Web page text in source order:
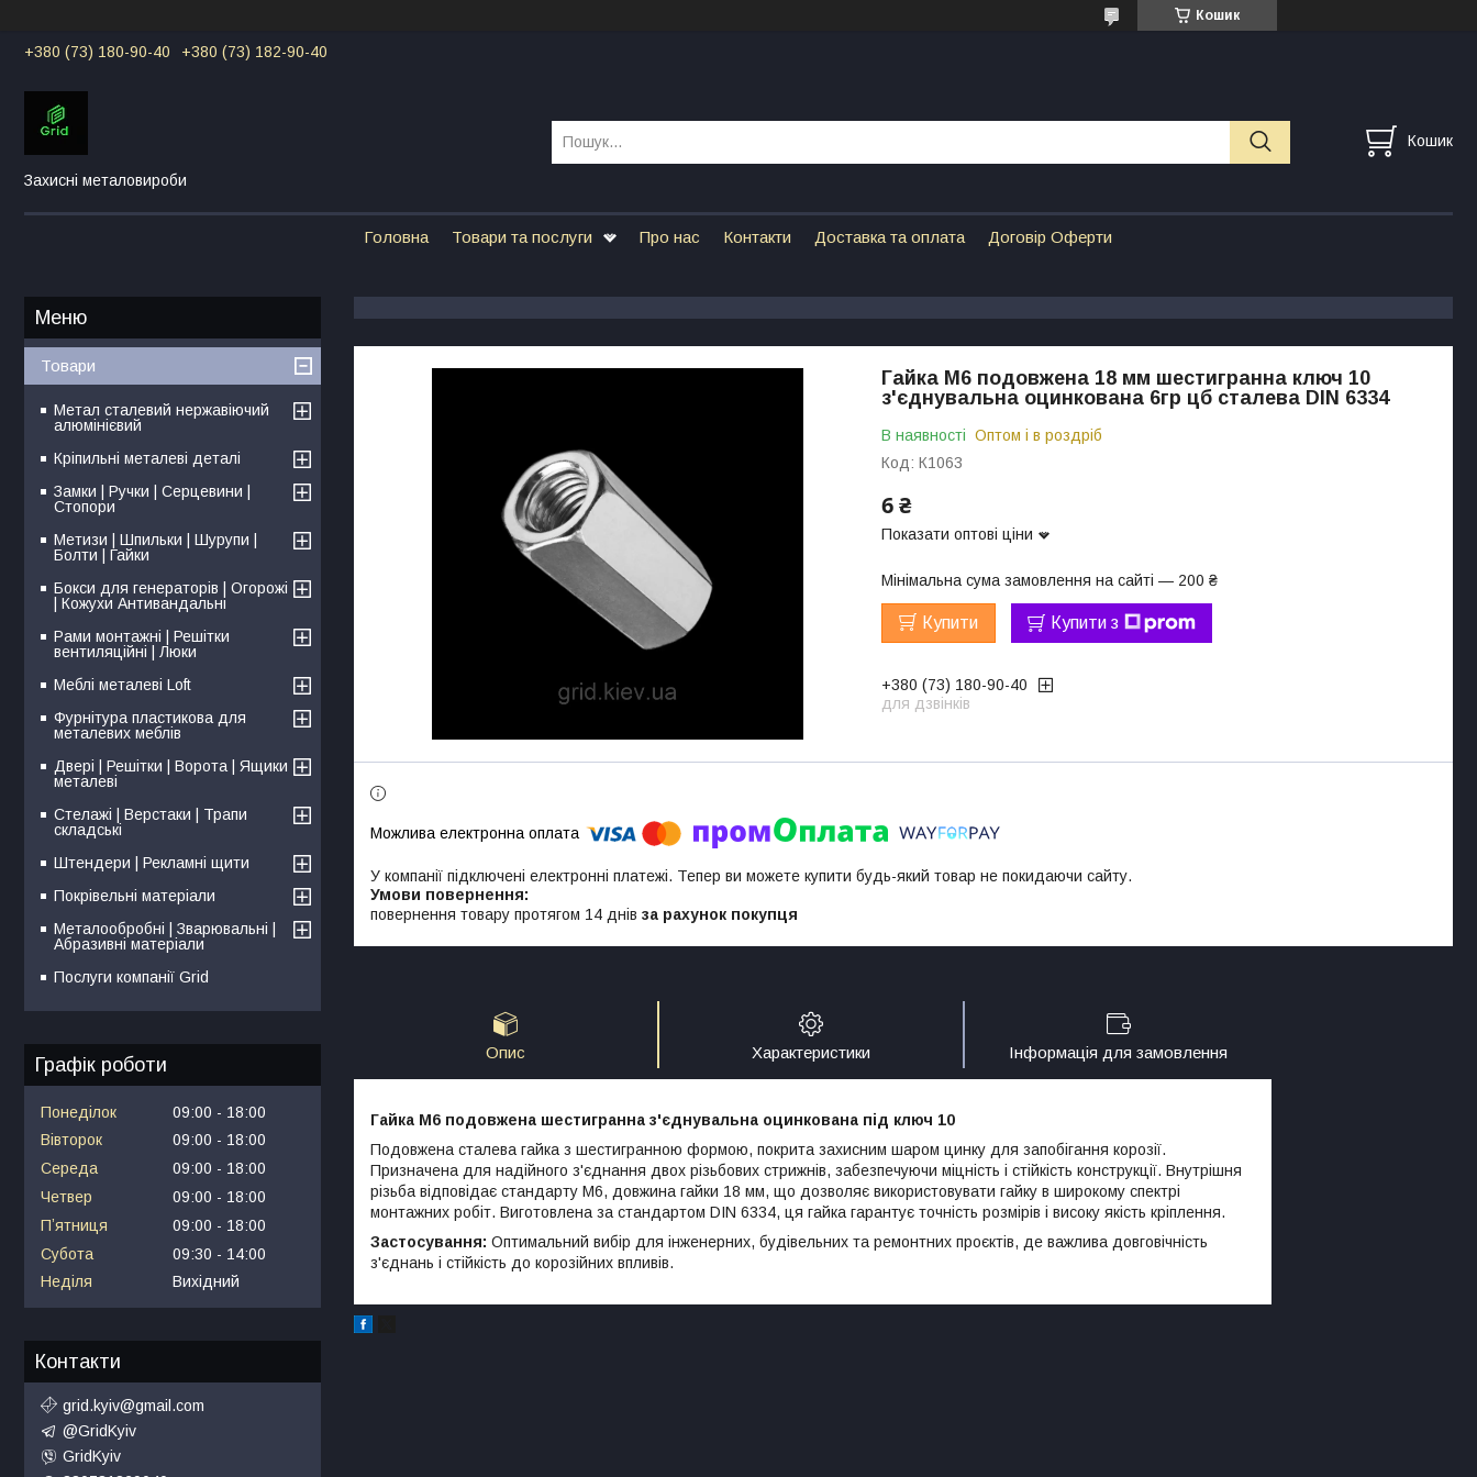
Кошик
+380 (73) 180-90-40 +380 (73) 182-90-40
Захисні металовироби
Кошик
Головна Товари та послуги Про нас Контакти Доставка та оплата Договір Оферти
Гайка М6 подовжена 18 мм шестигранна ключ 10
з'єднувальна оцинкована 6гр цб сталева DIN 6334
В наявності Оптом і в роздріб
Код: К1063
6 ₴
Показати оптові ціни
Мінімальна сума замовлення на сайті — 200 ₴
Купити Купити з
+380 (73) 180-90-40
для дзвінків
У компанії підключені електронні платежі. Тепер ви можете купити будь-який товар не покидаючи сайту.
повернення товару протягом 14 днів за рахунок покупця
Опис Характеристики Інформація для замовлення
Гайка М6 подовжена шестигранна з'єднувальна оцинкована під ключ 10
Подовжена сталева гайка з шестигранною формою, покрита захисним шаром цинку для запобігання корозії.
Призначена для надійного з'єднання двох різьбових стрижнів, забезпечуючи міцність і стійкість конструкції. Внутрішня
різьба відповідає стандарту М6, довжина гайки 18 мм, що дозволяє використовувати гайку в широкому спектрі
монтажних робіт. Виготовлена за стандартом DIN 6334, ця гайка гарантує точність розмірів і високу якість кріплення.
Застосування: Оптимальний вибір для інженерних, будівельних та ремонтних проєктів, де важлива довговічність
з'єднань і стійкість до корозійних впливів.
Товари
Метал сталевий нержавіючий
алюмінієвий
Кріпильні металеві деталі
Замки | Ручки | Серцевини |
Стопори
Метизи | Шпильки | Шурупи |
Болти | Гайки
Бокси для генераторів | Огорожі
| Кожухи Антивандальні
Рами монтажні | Решітки
вентиляційні | Люки
Меблі металеві Loft
Фурнітура пластикова для
металевих меблів
Двері | Решітки | Ворота | Ящики
металеві
Стелажі | Верстаки | Трапи
складські
Штендери | Рекламні щити
Покрівельні матеріали
Металообробні | Зварювальні |
Абразивні матеріали
Послуги компанії Grid
Графік роботи
Понеділок 09:00
18:00
Вівторок
09:00
18:00
Середа
09:00
18:00
Четвер
09:00
18:00
Пʼятниця
09:00
18:00
Субота
09:30
14:00
Неділя
Вихідний
Контакти
grid.kyiv@gmail.com
@GridKyiv
GridKyiv